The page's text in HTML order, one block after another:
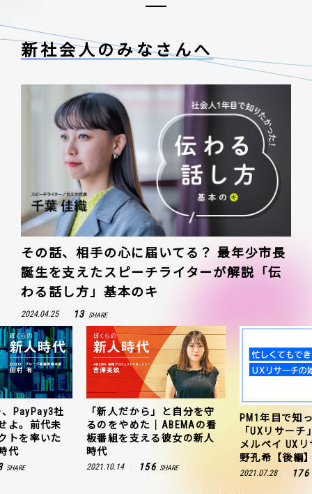
新社会人のみなさんへ
その話、相手の心に届いてる？ 最年少市長
誕生を支えたスピーチライターが解説「伝
わる話し方」基本のキ
2024.04.25 13 SHARE
PayPay3社
よ。前代未
トを率いた
代
SHARE
「新人だから」と自分を守
るのをやめた｜ABEMAの看
板番組を支える彼女の新人
時代
2021.10.14 156 SHARE
PM1年目で知
「UXリサー
メルペイ UX
野孔希【後編
2021.07.28 176